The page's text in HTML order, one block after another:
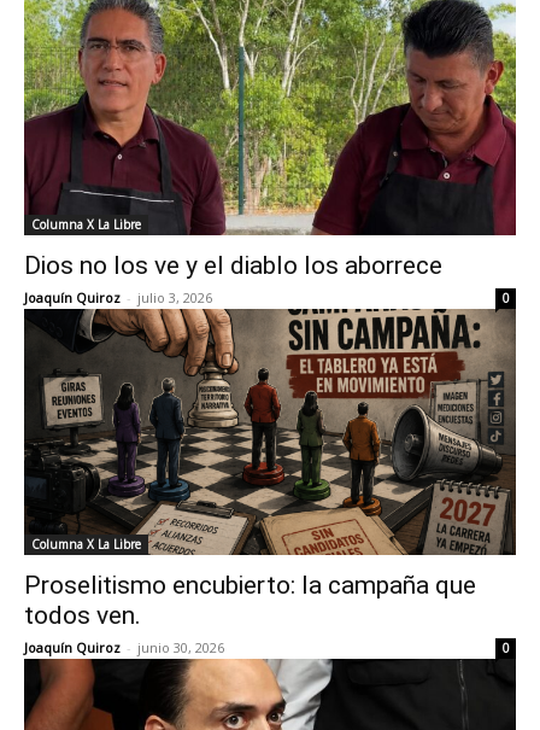
Columna X La Libre
Dios no los ve y el diablo los aborrece
Joaquín Quiroz - julio 3, 2026 0
Columna X La Libre
Proselitismo encubierto: la campaña que
todos ven.
Joaquín Quiroz - junio 30, 2026 0